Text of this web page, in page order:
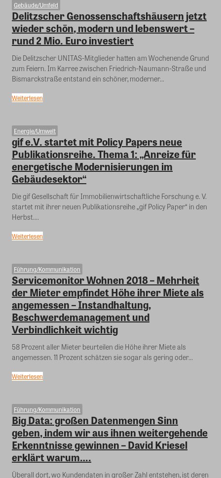
Gebäude/Umfeld
Delitzscher Genossenschaftshäusern jetzt
wieder schön, modern und lebenswert –
rund 2 Mio. Euro investiert
Die Delitzscher UNITAS-Mitglieder hatten am Wochenende Grund
zum Feiern. Im Karree zwischen Friedrich-Naumann-Straße und
Bismarckstraße entstand ein schöner, moderner...
Weiterlesen
Energie/Umwelt
gif e.V. startet mit Policy Papers neue
Publikationsreihe. Thema 1: „Anreize für
energetische Modernisierungen im
Gebäudesektor“
Die gif Gesellschaft für Immobilienwirtschaftliche Forschung e. V.
startet mit ihrer neuen Publikationsreihe „gif Policy Paper“ in den
Herbst....
Weiterlesen
Führung/Kommunikation
Servicemonitor Wohnen 2018 – Mehrheit
der Mieter empfindet Höhe ihrer Miete als
angemessen – Instandhaltung,
Beschwerdemanagement und
Verbindlichkeit wichtig
58 Prozent aller Mieter beurteilen die Höhe ihrer Miete als
angemessen. 11 Prozent schätzen sie sogar als gering oder...
Weiterlesen
Führung/Kommunikation
Big Data: großen Datenmengen Sinn
geben, indem wir aus ihnen weitergehende
Erkenntnisse gewinnen – David Kriesel
erklärt warum….
Überall dort, wo Kundendaten in großer Zahl entstehen, ist deren